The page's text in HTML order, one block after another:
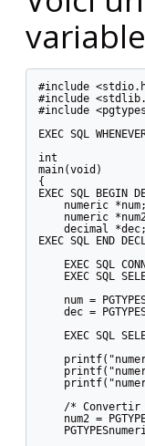
#include
#include
#include
EXEC SQL
int
main(void)
{
EXEC SQL BEGIN
    numeric *num;
numeric
    decimal *dec;
EXEC SQL END
EXEC SQL
EXEC SQL
num =
dec =
EXEC SQL
/* Convertir
num2 =